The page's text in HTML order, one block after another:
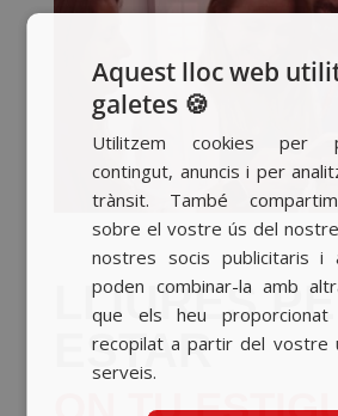
LLIURES
ESTAR
ON TU
Aquest lloc web
galetes 🍪
Utilitzem cookies per
contingut, anuncis i per
trànsit. També
sobre el vostre ús del
nostres socis publicitaris i
poden combinar-la amb
que els heu
recopilat a partir del vostre
serveis.